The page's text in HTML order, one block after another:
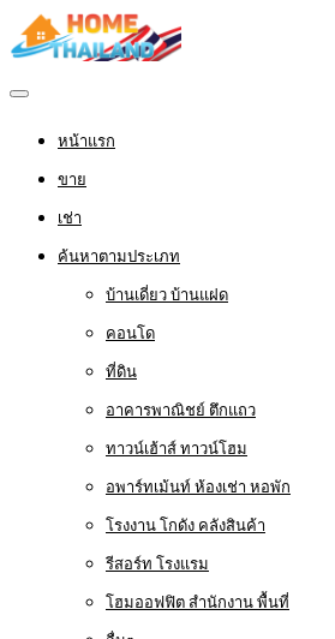
หน้าแรก
ขาย
เช่า
ค้นหาตามประเภท
บ้านเดี่ยว บ้านแฝด
คอนโด
ที่ดิน
อาคารพาณิชย์ ตึกแถว
ทาวน์เฮ้าส์ ทาวน์โฮม
อพาร์ทเม้นท์ ห้องเช่า หอพัก
โรงงาน โกดัง คลังสินค้า
รีสอร์ท โรงแรม
โฮมออฟฟิต สำนักงาน พื้นที่